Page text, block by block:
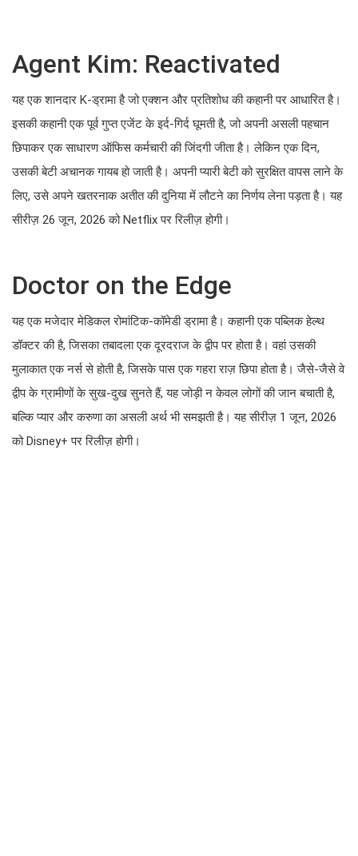
Agent Kim: Reactivated
यह एक शानदार K-ड्रामा है जो एक्शन और प्रतिशोध की कहानी पर आधारित है।
इसकी कहानी एक पूर्व गुप्त एजेंट के इर्द-गिर्द घूमती है, जो अपनी असली पहचान
छिपाकर एक साधारण ऑफिस कर्मचारी की जिंदगी जीता है। लेकिन एक दिन,
उसकी बेटी अचानक गायब हो जाती है। अपनी प्यारी बेटी को सुरक्षित वापस लाने के
लिए, उसे अपने खतरनाक अतीत की दुनिया में लौटने का निर्णय लेना पड़ता है। यह
सीरीज़ 26 जून, 2026 को Netflix पर रिलीज़ होगी।
Doctor on the Edge
यह एक मजेदार मेडिकल रोमांटिक-कॉमेडी ड्रामा है। कहानी एक पब्लिक हेल्थ
डॉक्टर की है, जिसका तबादला एक दूरदराज के द्वीप पर होता है। वहां उसकी
मुलाकात एक नर्स से होती है, जिसके पास एक गहरा राज़ छिपा होता है। जैसे-जैसे वे
द्वीप के ग्रामीणों के सुख-दुख सुनते हैं, यह जोड़ी न केवल लोगों की जान बचाती है,
बल्कि प्यार और करुणा का असली अर्थ भी समझती है। यह सीरीज़ 1 जून, 2026
को Disney+ पर रिलीज़ होगी।